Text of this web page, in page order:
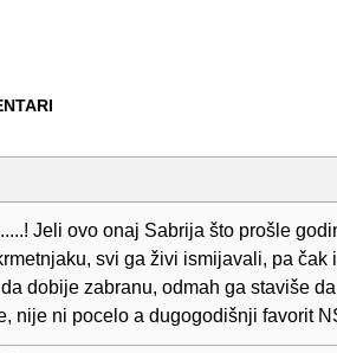
Jeli ovo onaj Sabrija što prošle
svi ga živi ismijavali, pa čak
dobije zabranu, odmah ga staviše
nije ni pocelo a dugogodišnji favorit